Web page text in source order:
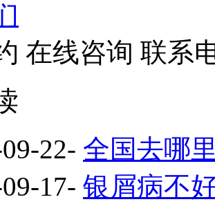
在线咨询 联系
22- 全国去哪
17- 银屑病不